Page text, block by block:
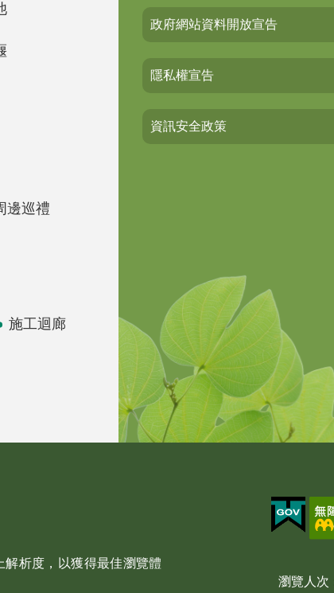
邊巡禮
施工迴廊
政府網站資料開放宣告
隱私權宣告
資訊安全政策
析度，以獲得最佳瀏覽體
瀏覽人次